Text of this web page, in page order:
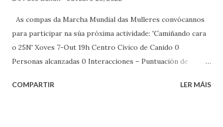
As compas da Marcha Mundial das Mulleres convócannos
para participar na súa próxima actividade: 'Camiñando cara
o 25N' Xoves 7-Out 19h Centro Cívico de Canido 0
Personas alcanzadas 0 Interacciones – Puntuación de
COMPARTIR LER MÁIS